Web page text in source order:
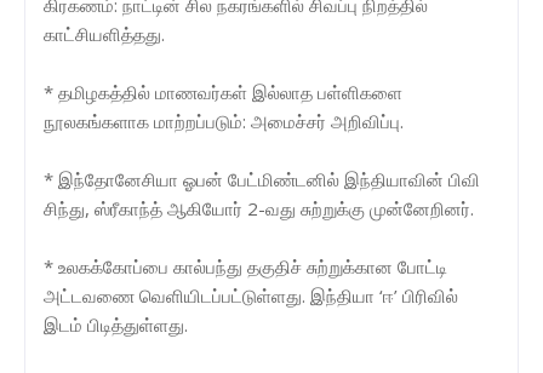
காட்சியளித்தது.
* தமிழகத்தில் மாணவர்கள் இல்லாத பள்ளிகளை
நூலகங்களாக மாற்றப்படும்: அமைச்சர் அறிவிப்பு.
* இந்தோனேசியா ஓபன் பேட்மிண்டனில் இந்தியாவின் பிவி
சிந்து, ஸ்ரீகாந்த் ஆகியோர் 2-வது சுற்றுக்கு முன்னேறினர்.
* உலகக்கோப்பை கால்பந்து தகுதிச் சுற்றுக்கான போட்டி
அட்டவணை வெளியிடப்பட்டுள்ளது. இந்தியா ‘ஈ’ பிரிவில்
இடம் பிடித்துள்ளது.